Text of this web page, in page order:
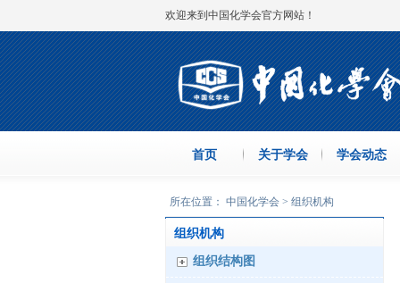
欢迎来到中国化学会官方网站！
首页 关于学会 学会动态
所在位置： 中国化学会 > 组织机构
组织机构
组织结构图